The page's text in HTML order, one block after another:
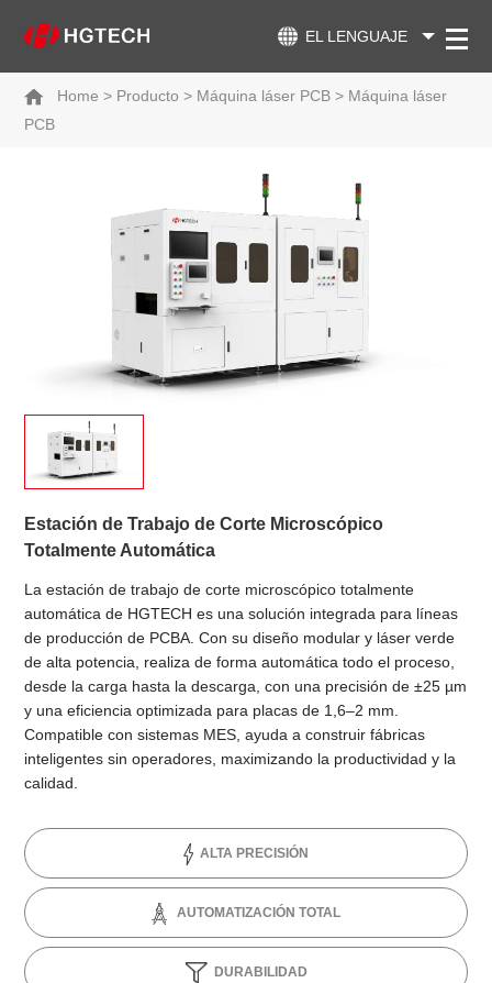
EL LENGUAJE
Home > Producto > Máquina láser PCB > Máquina láser
PCB
Estación de Trabajo de Corte Microscópico
Totalmente Automática
La estación de trabajo de corte microscópico totalmente
automática de HGTECH es una solución integrada para líneas
de producción de PCBA. Con su diseño modular y láser verde
de alta potencia, realiza de forma automática todo el proceso,
desde la carga hasta la descarga, con una precisión de ±25 µm
y una eficiencia optimizada para placas de 1,6–2 mm.
Compatible con sistemas MES, ayuda a construir fábricas
inteligentes sin operadores, maximizando la productividad y la
calidad.
ALTA PRECISIÓN
AUTOMATIZACIÓN TOTAL
DURABILIDAD